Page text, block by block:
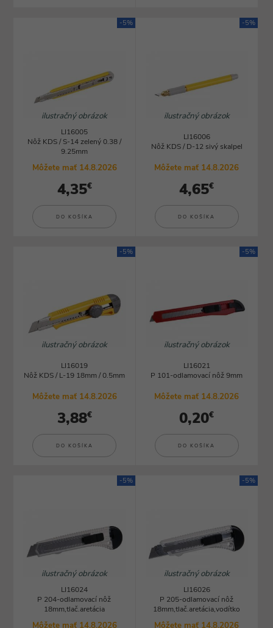
-5%
ilustračný obrázok
LI16005
Nôž KDS / S-14 zelený 0.38 /
9.25mm
Môžete mať 14.8.2026
4,35€
DO KOŠÍKA
-5%
ilustračný obrázok
LI16006
Nôž KDS / D-12 sivý skalpel
Môžete mať 14.8.2026
4,65€
DO KOŠÍKA
-5%
ilustračný obrázok
LI16019
Nôž KDS / L-19 18mm / 0.5mm
Môžete mať 14.8.2026
3,88€
DO KOŠÍKA
-5%
ilustračný obrázok
LI16021
P 101-odlamovací nôž 9mm
Môžete mať 14.8.2026
0,20€
DO KOŠÍKA
-5%
ilustračný obrázok
LI16024
P 204-odlamovací nôž
18mm,tlač.aretácia
Môžete mať 14.8.2026
-5%
ilustračný obrázok
LI16026
P 205-odlamovací nôž
18mm,tlač.aretácia,vodítko
Môžete mať 14.8.2026